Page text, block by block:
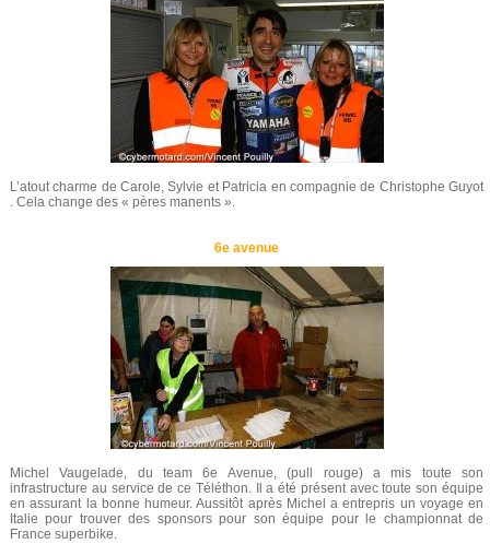
L’atout charme de Carole, Sylvie et Patricia en compagnie de Christophe Guyot
. Cela change des « pères manents ».
6e avenue
Michel Vaugelade, du team 6e Avenue, (pull rouge) a mis toute son
infrastructure au service de ce Téléthon. Il a été présent avec toute son équipe
en assurant la bonne humeur. Aussitôt après Michel a entrepris un voyage en
Italie pour trouver des sponsors pour son équipe pour le championnat de
France superbike.